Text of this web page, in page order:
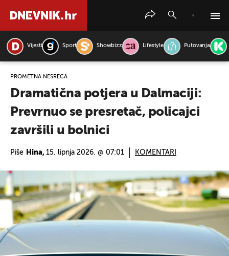
Vijesti Sport Showbizz Lifestyle Putovanja
PROMETNA NESREĆA
Dramatična potjera u Dalmaciji:
Prevrnuo se presretač, policajci
završili u bolnici
Piše Hina, 15. lipnja 2026. @ 07:01 KOMENTARI
PRETRAŽITE VIJESTI